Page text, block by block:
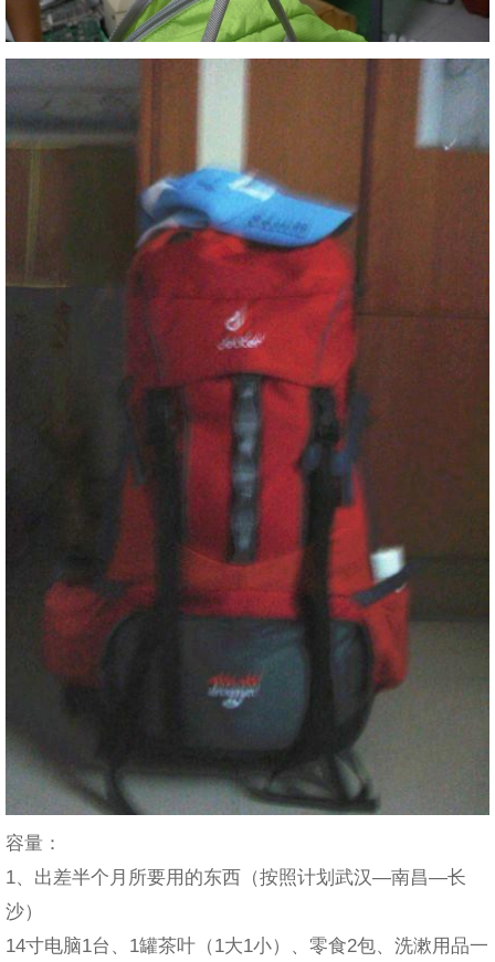
容量：
1、出差半个月所要用的东西（按照计划武汉—南昌—长
沙）
14寸电脑1台、1罐茶叶（1大1小）、零食2包、洗漱用品一